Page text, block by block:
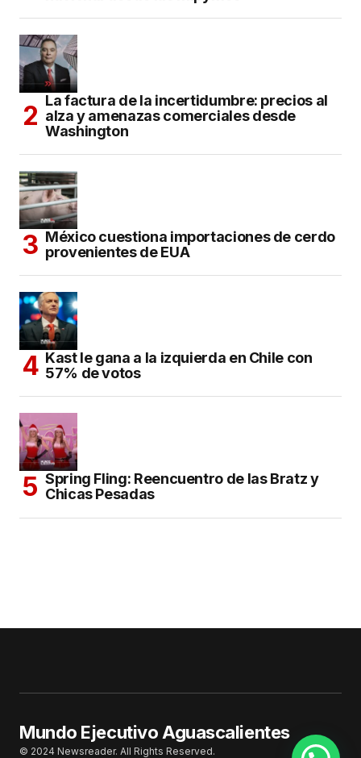
La factura de la incertidumbre: precios al
alza y amenazas comerciales desde
Washington
México cuestiona importaciones de cerdo
provenientes de EUA
Kast le gana a la izquierda en Chile con
57% de votos
Spring Fling: Reencuentro de las Bratz y
Chicas Pesadas
Mundo Ejecutivo Aguascalientes
© 2024 Newsreader. All Rights Reserved.